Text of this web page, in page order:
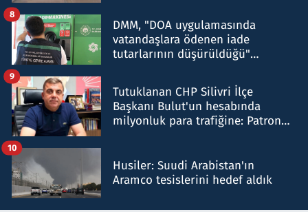
DMM, "DOA uygulamasında
vatandaşlara ödenen iade
tutarlarının düşürüldüğü"
8
Tutuklanan CHP Silivri İlçe
Başkanı Bulut'un hesabında
milyonluk para trafiğine: Patron
9
Husiler: Suudi Arabistan'ın
Aramco tesislerini hedef aldık
10